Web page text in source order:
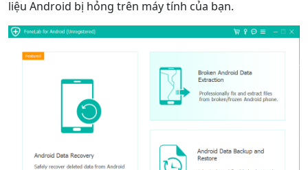
liệu Android bị hỏng trên máy tính của bạn.